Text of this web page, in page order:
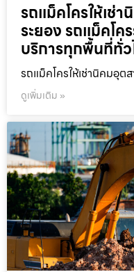
รถแม็คโครให้เช่
ระยอง รถแม็คโค
บริการทุกพื้นที่ทั่ว
รถแม็คโครให้เช่านิคมอุต
ดูเพิ่มเติม »